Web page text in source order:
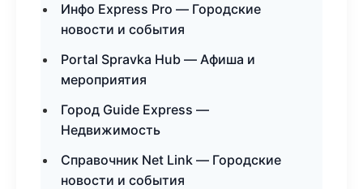
Инфо Express Pro — Городские
новости и события
Portal Spravka Hub — Афиша и
мероприятия
Город Guide Express —
Недвижимость
Справочник Net Link — Городские
новости и события